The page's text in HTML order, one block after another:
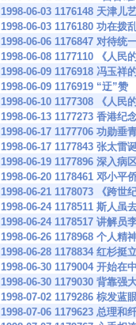
1998-06-03 1176148 天津儿
1998-06-03 1176180 功在
1998-06-06 1176847 对待统
1998-06-08 1177110 《人民
1998-06-09 1176918 冯玉祥
1998-06-09 1176919 “迂”赞
1998-06-10 1177308 《人民
1998-06-13 1177273 香港纪
1998-06-17 1177706 功勋
1998-06-17 1177843 张太雷
1998-06-19 1177896 深入病
1998-06-20 1178461 邓小平
1998-06-21 1178073 《跨
1998-06-24 1178511 斯人
1998-06-24 1178517 讲解员
1998-06-26 1178968 个人
1998-06-28 1178834 红杉挺
1998-06-30 1179004 开始在
1998-06-30 1179030 背靠强
1998-07-02 1179286 棕发
1998-07-06 1179623 总理和